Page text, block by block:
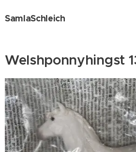
SamlaSchleich
Welshponnyhingst